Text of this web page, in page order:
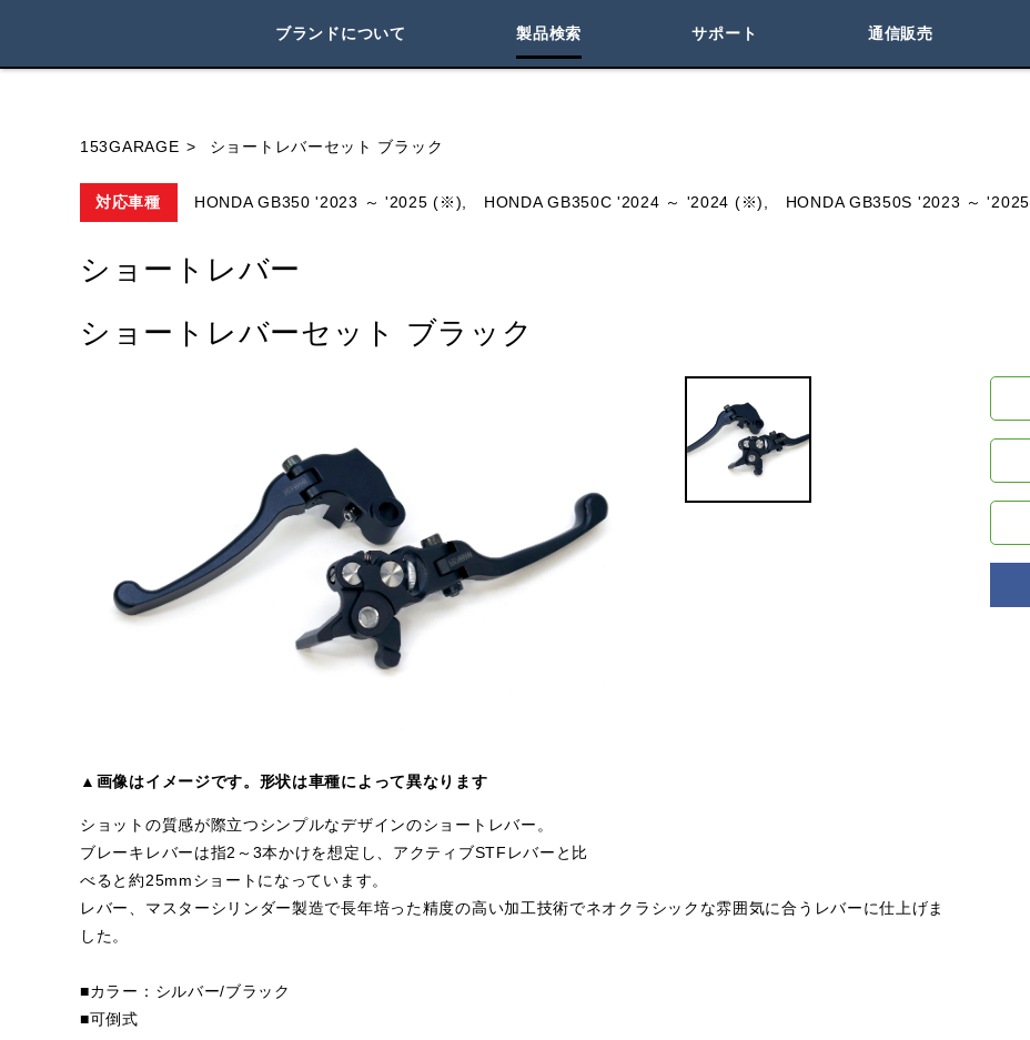
ブランドについて 製品検索 サポート 通信販売
153GARAGE ショートレバーセット ブラック
対応車種 HONDA GB350 '2023 ～ '2025 (※), HONDA GB350C '2024 ～ '2024 (※), HONDA GB350S '2023 ～ '2025
ショートレバー
ショートレバーセット ブラック
▲画像はイメージです。形状は車種によって異なります
ショットの質感が際立つシンプルなデザインのショートレバー。
ブレーキレバーは指2～3本かけを想定し、アクティブSTFレバーと比
べると約25mmショートになっています。
レバー、マスターシリンダー製造で長年培った精度の高い加工技術でネオクラシックな雰囲気に合うレバーに仕上げま
した。
■カラー：シルバー/ブラック
■可倒式